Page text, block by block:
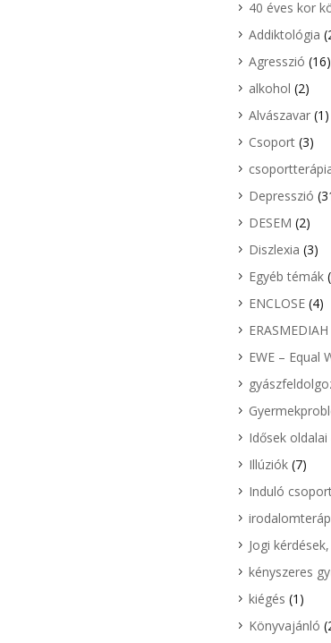
40 éves kor
Addiktológia
Agresszió (16)
alkohol (2)
Alvászavar(1)
Csoport(3)
Depresszió
DESEM (2)
Diszlexia (3)
Egyéb témák
ENCLOSE(4)
ERASMEDIAH
EWE – Equal
Idősek oldalai
Illúziók(7)
Induló
Jogi
kényszeres
kiégés (1)
Könyvajánló